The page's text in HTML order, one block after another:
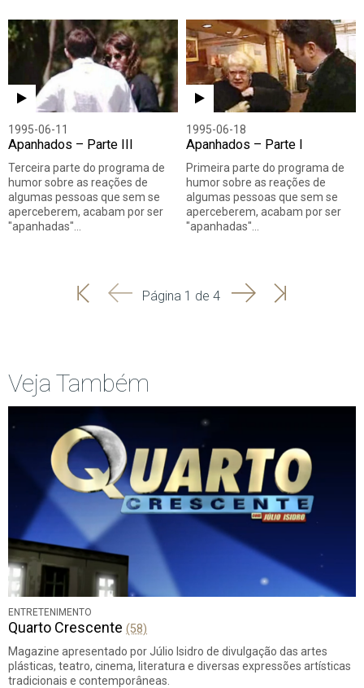
1995-06-11
Apanhados – Parte III
Terceira parte do programa de
humor sobre as reações de
algumas pessoas que sem se
aperceberem, acabam por ser
"apanhadas"…
1995-06-18
Apanhados – Parte I
Primeira parte do programa de
humor sobre as reações de
algumas pessoas que sem se
aperceberem, acabam por ser
"apanhadas"…
'
'
Página 1 de 4 SeguinteÚltima
Veja Também
ENTRETENIMENTO
Quarto Crescente (58)
Magazine apresentado por Júlio Isidro de divulgação das artes
plásticas, teatro, cinema, literatura e diversas expressões artísticas
tradicionais e contemporâneas.